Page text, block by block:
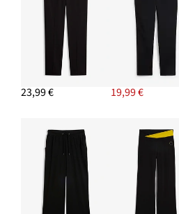
20,99 €
PRIDAŤ DO KOŠÍKA
Blejzer s lemovanými vreckami
29,99 €-11%
PRIDAŤ DO KOŠÍKA
23,99 € 19,99 €